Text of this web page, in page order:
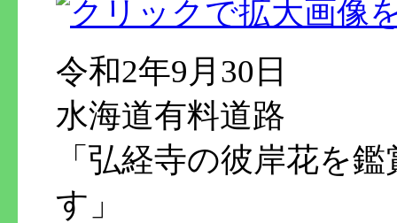
令和2年9月30日
水海道有料道路
「弘経寺の彼岸花を
す」